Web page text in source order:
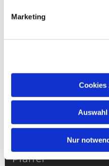
Marketing
Cookies
Auswahl
Nur
NAVIGATION
Pfarrei